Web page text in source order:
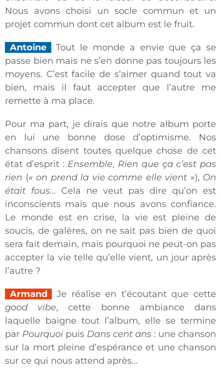
Nous avons choisi un socle commun et un
projet commun dont cet album est le fruit.
Antoine
Tout le monde a envie que ça se
passe bien mais ne s’en donne pas toujours les
moyens. C’est facile de s’aimer quand tout va
bien, mais il faut accepter que l’autre me
remette à ma place.
Pour ma part, je dirais que notre album porte
en lui une bonne dose d’optimisme. Nos
chansons disent toutes quelque chose de cet
état d’esprit : Ensemble, Rien que ça c’est pas
rien (« on prend la vie comme elle vient »), On
était fous… Cela ne veut pas dire qu’on est
inconscients mais que nous avons confiance.
Le monde est en crise, la vie est pleine de
soucis, de galères, on ne sait pas bien de quoi
sera fait demain, mais pourquoi ne peut-on pas
accepter la vie telle qu’elle vient, un jour après
l’autre ?
Armand
Je réalise en t’écoutant que cette
good vibe, cette bonne ambiance dans
laquelle baigne tout l’album, elle se termine
par Pourquoi puis Dans cent ans : une chanson
sur la mort pleine d’espérance et une chanson
sur ce qui nous attend après…